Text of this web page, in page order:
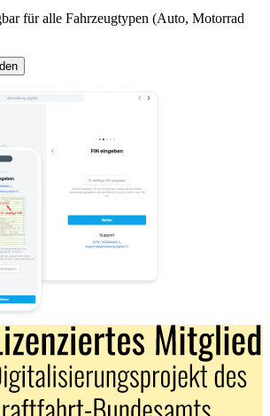
für alle Fahrzeugtypen (Auto, Motorrad